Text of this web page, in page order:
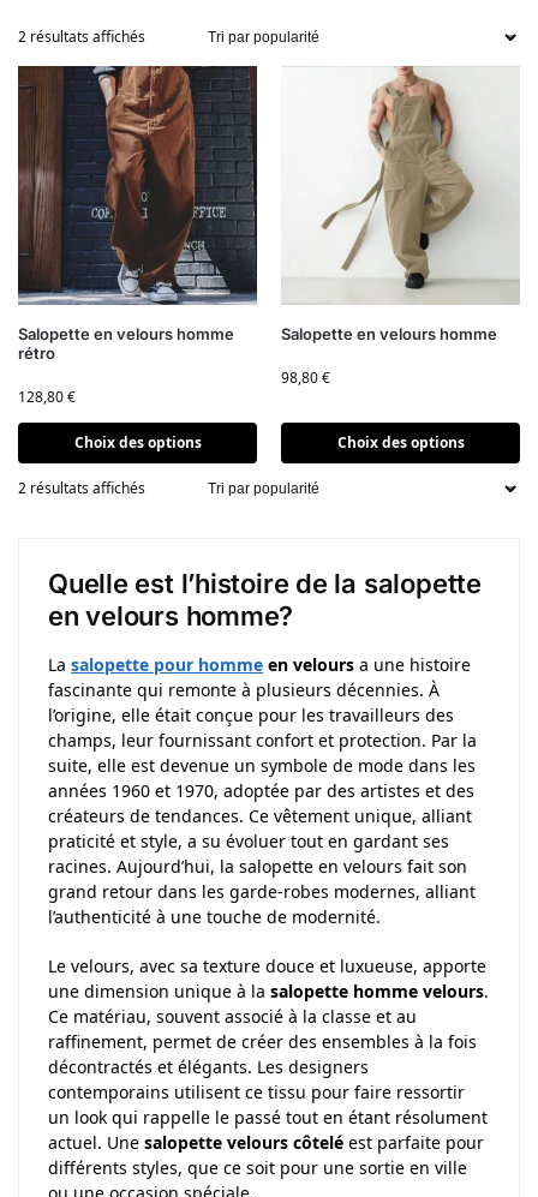
2 résultats affichés
Salopette en velours homme
rétro
128,80€
Choix des options
Salopette en velours homme
98,80€
Choix des options
2 résultats affichés
Quelle est l’histoire de la salopette
en velours homme?
La salopette pour homme en velours a une histoire
fascinante qui remonte à plusieurs décennies. À
l’origine, elle était conçue pour les travailleurs des
champs, leur fournissant confort et protection. Par la
suite, elle est devenue un symbole de mode dans les
années 1960 et 1970, adoptée par des artistes et des
créateurs de tendances. Ce vêtement unique, alliant
praticité et style, a su évoluer tout en gardant ses
racines. Aujourd’hui, la salopette en velours fait son
grand retour dans les garde-robes modernes, alliant
l’authenticité à une touche de modernité.
Le velours, avec sa texture douce et luxueuse, apporte
une dimension unique à la salopette homme velours.
Ce matériau, souvent associé à la classe et au
raffinement, permet de créer des ensembles à la fois
décontractés et élégants. Les designers
contemporains utilisent ce tissu pour faire ressortir
un look qui rappelle le passé tout en étant résolument
actuel. Une salopette velours côtelé est parfaite pour
différents styles, que ce soit pour une sortie en ville
ou une occasion spéciale.